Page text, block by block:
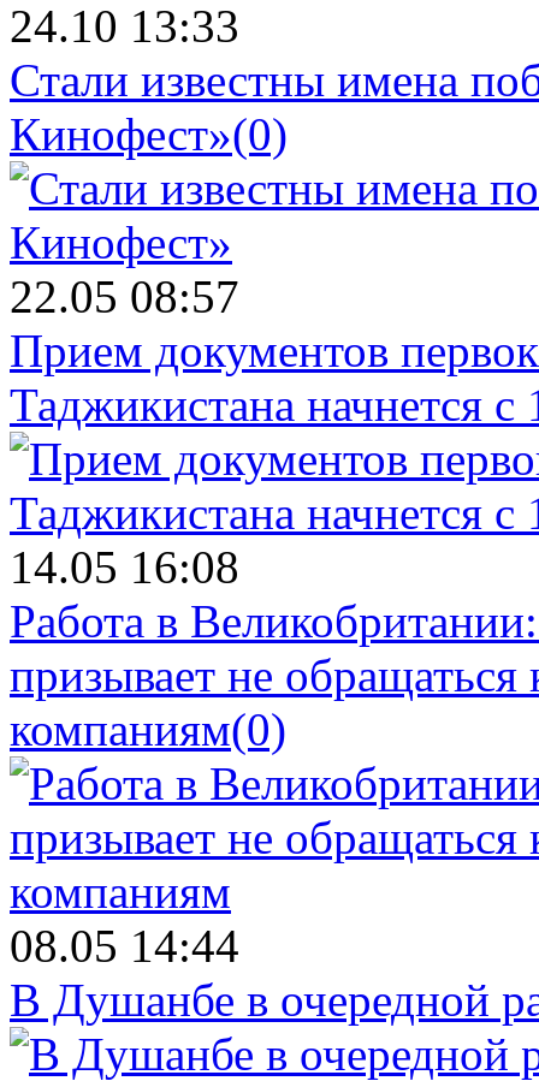
24.10 13:33
Стали известны имена
Кинофест»(0)
22.05 08:57
Прием документов
Таджикистана начнется с
14.05 16:08
Работа в
призывает не
компаниям(0)
08.05 14:44
В Душанбе в очередной